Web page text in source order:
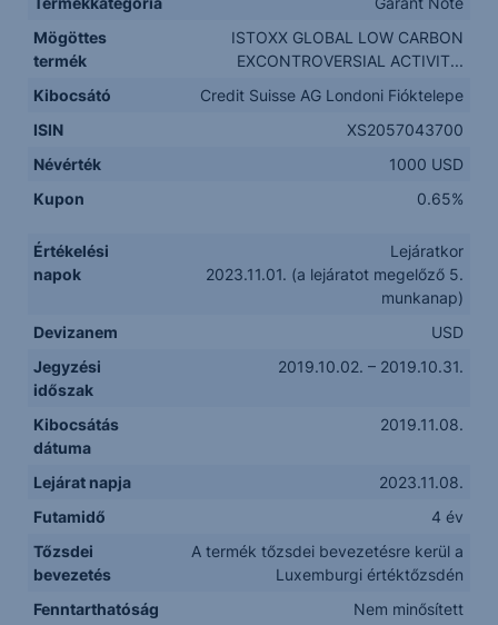
Mögöttes
termék
ISTOXX GLOBAL LOW CARBON
EXCONTROVERSIAL ACTIVIT...
Kibocsátó
Credit Suisse AG Londoni Fióktelepe
ISIN
XS2057043700
Névérték
1000 USD
Kupon
0.65%
Értékelési
napok
Lejáratkor
2023.11.01. (a lejáratot megelőző 5.
munkanap)
Devizanem
USD
Jegyzési
időszak
2019.10.02. – 2019.10.31.
Kibocsátás
dátuma
2019.11.08.
Lejárat napja
2023.11.08.
Futamidő
4 év
Tőzsdei
bevezetés
A termék tőzsdei bevezetésre kerül a
Luxemburgi értéktőzsdén
Fenntarthatóság
Nem minősített